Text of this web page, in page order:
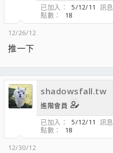
已加入
5/12/11 訊息
點數
18
12/26/12
推一下
shadowsfall.tw
進階會員
已加入
5/12/11 訊息
點數
18
12/30/12